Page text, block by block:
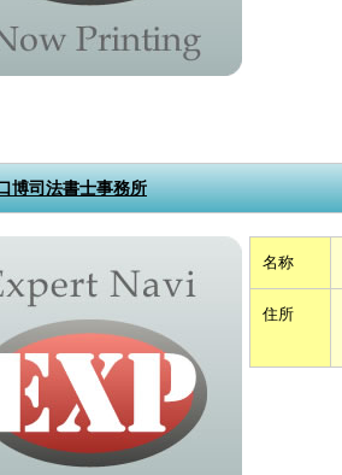
博司法書士事務所
名称
住所